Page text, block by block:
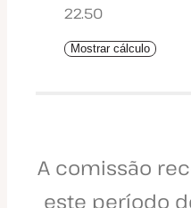
22.50
Mostrar cálculo
A comissão
este período